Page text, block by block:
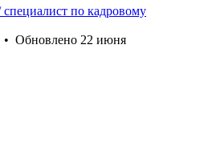
по кадровому
• Обновлено 22 июня